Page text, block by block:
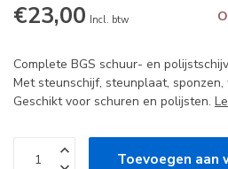
€23,00 Incl. btw
Complete BGS schuur- en
Met steunschijf, steunplaat,
Geschikt voor schuren en polijsten.
Toevoegen aan